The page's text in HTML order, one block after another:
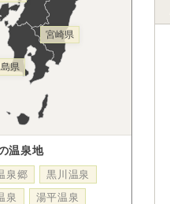
宮崎県
県
温泉地
泉郷
黒川温泉
泉
湯平温泉